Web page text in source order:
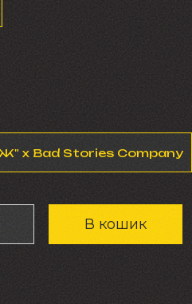
x Bad Stories Company
В кошик